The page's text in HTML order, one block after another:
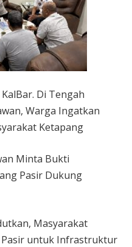
Di Tengah
Warga Ingatkan
Ketapang
Minta Bukti
Pasir Dukung
Masyarakat
untuk Infrastruktur